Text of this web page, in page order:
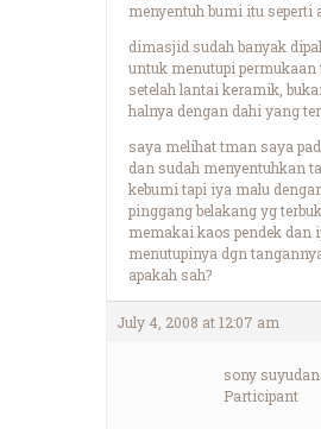
menyentuh bumi itu seperti
dimasjid sudah banyak
untuk menutupi permukaan
setelah lantai keramik,
halnya dengan dahi yang
saya melihat tman saya
dan sudah menyentuhkan
kebumi tapi iya malu
pinggang belakang yg
memakai kaos pendek dan
menutupinya dgn
apakah sah?
July 4, 2008 at 12:07 am
sony
Participant